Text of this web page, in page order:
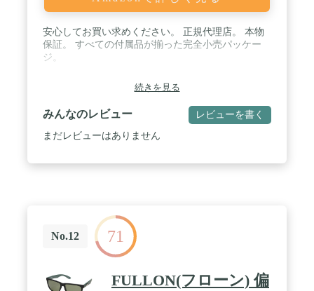
安心してお買い求めください。 正規代理店。 本物
保証。 すべての付属品が揃った完全小売パッケー
ジ。
続きを見る
みんなのレビュー レビューを書く
まだレビューはありません
No.12 71
FULLON(フローン) 偏